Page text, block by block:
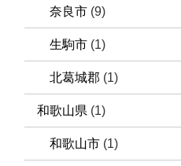
奈良市 (9)
生駒市 (1)
北葛城郡 (1)
和歌山県 (1)
和歌山市 (1)